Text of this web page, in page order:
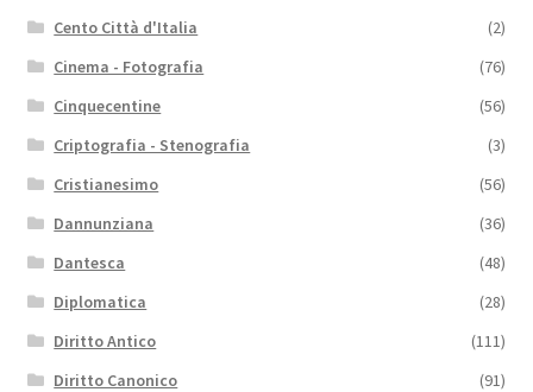
Cento Città d'Italia
(2)
Cinema - Fotografia
(76)
Cinquecentine
(56)
Criptografia - Stenografia
(3)
Cristianesimo
(56)
Dannunziana
(36)
Dantesca
(48)
Diplomatica
(28)
Diritto Antico
(111)
Diritto Canonico
(91)